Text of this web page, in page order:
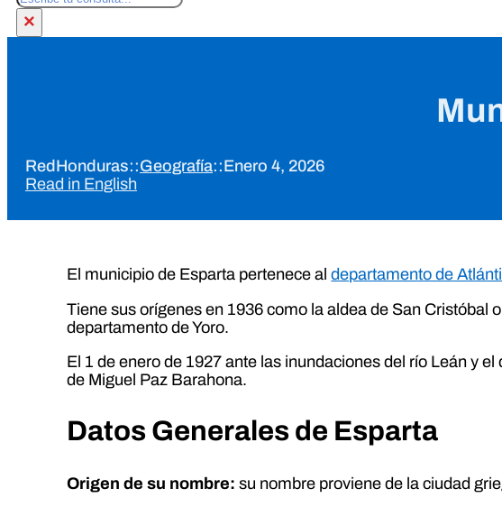
×
RedHonduras::Geografía::Enero 4, 2026
Read in English
El municipio de Esparta pertenece aldepartamento de
Tiene sus orígenes en 1936 como la aldea de San Cristóbal
departamento de Yoro.
El 1 de enero de 1927 ante las inundaciones del río Leán y
de Miguel Paz Barahona.
Datos Generales de Esparta
Origen de su nombre: su nombre proviene de la ciudad